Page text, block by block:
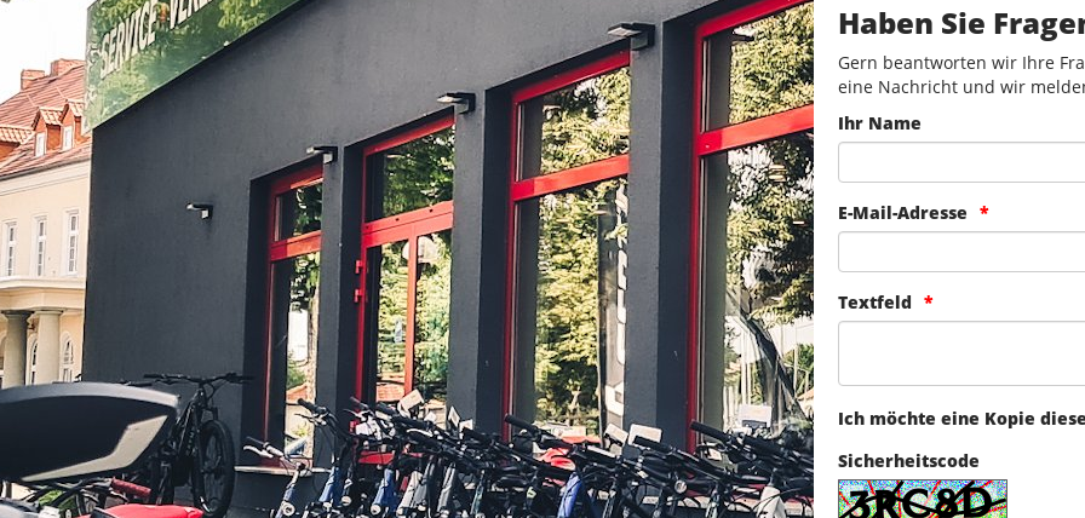
Haben Sie
Gern beantworten wir Ihre
eine Nachricht und wir
Ihr Name
E-Mail-Adresse
Textfeld
Ich möchte eine Kopie
Sicherheitscode